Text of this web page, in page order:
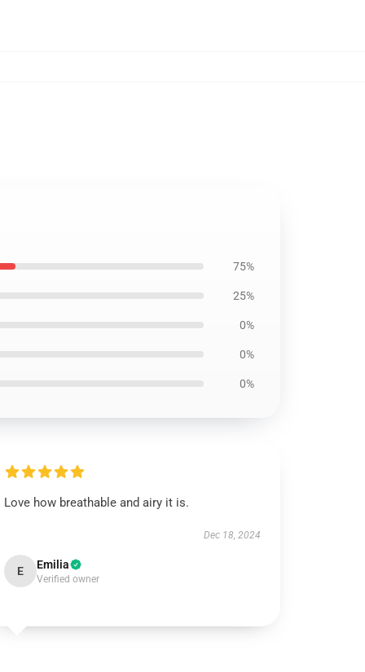
75%
25%
0%
0%
0%
Love how breathable and airy it is.
Dec 18, 2024
E Emilia
Verified owner